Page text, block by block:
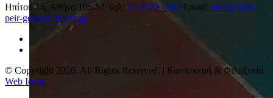
Ηπίτου 15, Αθήνα 105 57 Τηλ: 21 0322 1687 Email: mail@1lyk-
peir-gennad.att.sch.gr
© Copyright 2026. All Rights Reserved. | Κατασκευή & Φιλοξενία
Web Ideas